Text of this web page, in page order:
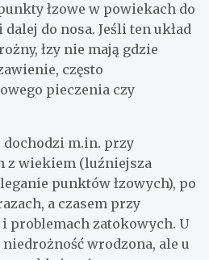
łzowe w powiekach do
do nosa. Jeśli ten układ
łzy nie mają gdzie
często
pieczenia czy
dochodzi m.in. przy
z wiekiem (luźniejsza
punktów łzowych), po
a czasem przy
problemach zatokowych. U
wrodzona, ale u